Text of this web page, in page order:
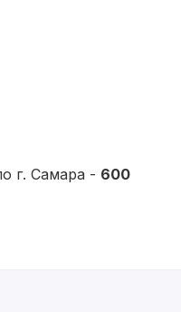
г. Самара - 600